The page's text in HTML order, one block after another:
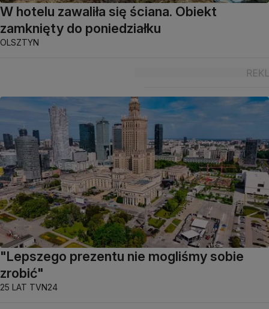
W hotelu zawaliła się ściana. Obiekt
zamknięty do poniedziałku
OLSZTYN
"Lepszego prezentu nie mogliśmy sobie
zrobić"
25 LAT TVN24